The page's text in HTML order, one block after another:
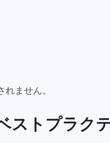
ません。
ストプラク